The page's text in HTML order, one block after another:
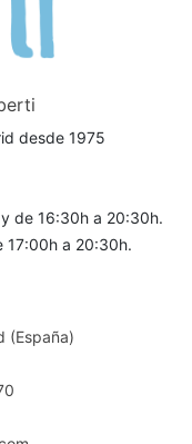
desde 1975
de 16:30h a 20:30h.
17:00h a 20:30h.
(España)